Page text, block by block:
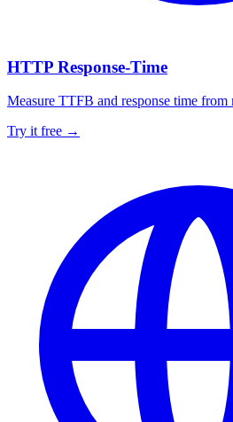
HTTP Response-Time
Measure TTFB and response time from
Try it free →